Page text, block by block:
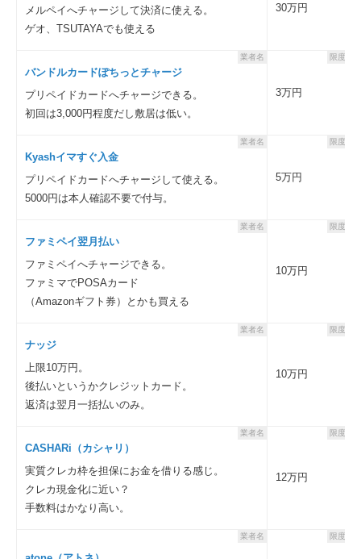
メルペイへチャージして決済に使える。
ゲオ、TSUTAYAでも使える
30万円
バンドルカードぽちっとチャージ
プリペイドカードへチャージできる。
初回は3,000円程度だし敷居は低い。
業者名
3万円
限度額
Kyashイマすぐ入金
プリペイドカードへチャージして使える。
5000円は本人確認不要で付与。
業者名
5万円
限度額
ファミペイ翌月払い
ファミペイへチャージできる。
ファミマでPOSAカード
（Amazonギフト券）とかも買える
業者名
10万円
限度額
ナッジ
上限10万円。
後払いというかクレジットカード。
返済は翌月一括払いのみ。
業者名
10万円
限度額
CASHARi（カシャリ）
実質クレカ枠を担保にお金を借りる感じ。
クレカ現金化に近い？
手数料はかなり高い。
業者名
12万円
限度額
業者名 限度額